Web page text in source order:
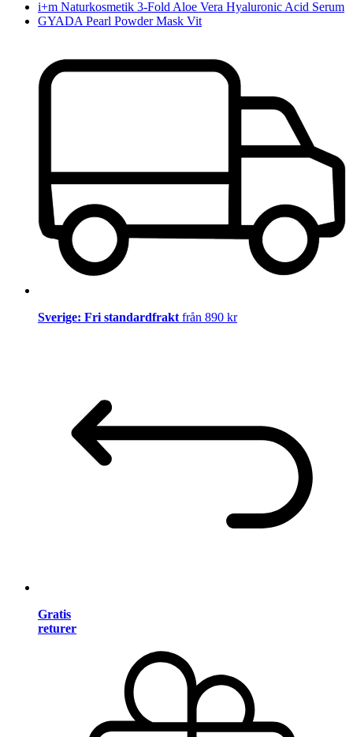
i+m Naturkosmetik 3-Fold Aloe Vera Hyaluronic Acid Serum
GYADA Pearl Powder Mask Vit
Sverige: Fri standardfrakt från 890 kr
Gratis
returer